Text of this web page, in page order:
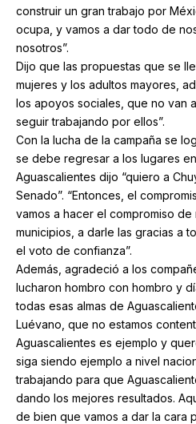
construir un gran trabajo por
ocupa, y vamos a dar todo de
nosotros”.
Dijo que las propuestas que se
mujeres y los adultos mayores,
los apoyos sociales, que no van
seguir trabajando por ellos”.
Con la lucha de la campaña se
se debe regresar a los lugares
Aguascalientes dijo “quiero a
Senado”. “Entonces, el
vamos a hacer el compromiso
municipios, a darle las gracias a
el voto de confianza”.
Además, agradeció a los
lucharon hombro con hombro y
todas esas almas de
Luévano, que no estamos
Aguascalientes es ejemplo y
siga siendo ejemplo a nivel
trabajando para que
dando los mejores resultados.
de bien que vamos a dar la cara